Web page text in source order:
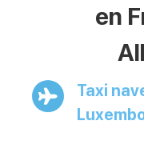
en
Taxi